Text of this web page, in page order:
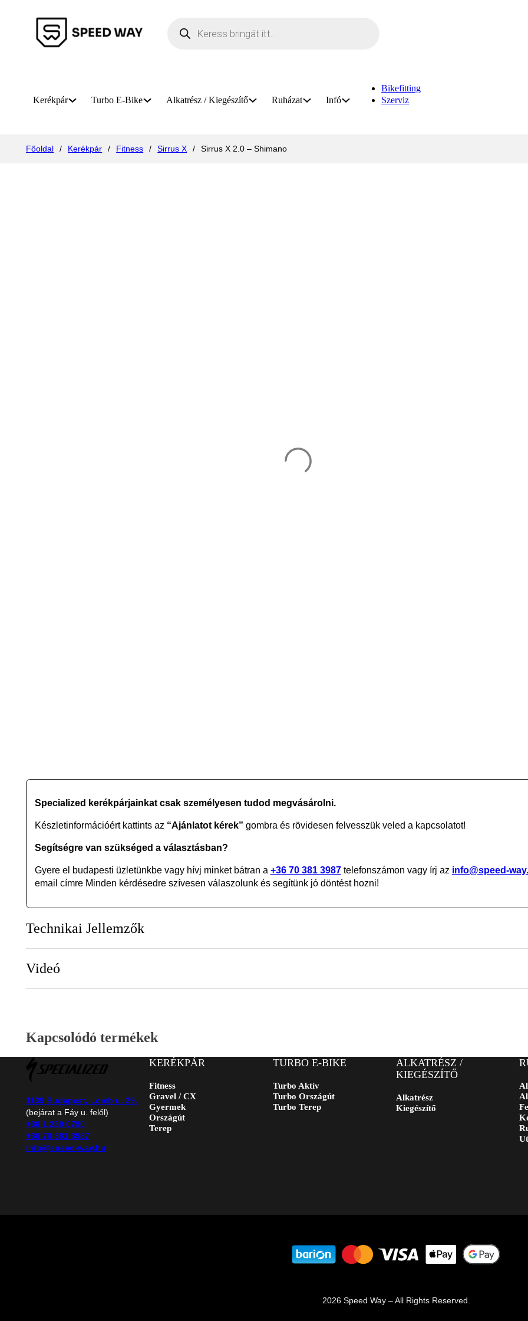
Kerékpár Turbo E-Bike Alkatrész / Kiegészítő Ruházat Infó
Bikefitting
Szerviz
Főoldal / Kerékpár / Fitness / Sirrus X / Sirrus X 2.0 – Shimano
Specialized kerékpárjainkat csak személyesen tudod megvásárolni.
Készletinformációért kattints az “Ajánlatot kérek” gombra és rövidesen felvesszük veled a kapcsolatot!
Segítségre van szükséged a választásban?
Gyere el budapesti üzletünkbe vagy hívj minket bátran a +36 70 381 3987telefonszámon vagy írj az info@speed-
email címre Minden kérdésedre szívesen válaszolunk és segítünk jó döntést hozni!
Technikai Jellemzők
Videó
Kapcsolódó termékek
1139 Budapest, Lomb u. 29.
(bejárat a Fáy u. felől)
+36 1 239 0790
+36 70 381 3987
info@speed-way.hu
KERÉKPÁR
Fitness
Gravel / CX
Gyermek
Országút
Terep
TURBO E-BIKE
Turbo Aktív
Turbo Országút
Turbo Terep
ALKATRÉSZ /
KIEGÉSZÍTŐ
Alkatrész
Kiegészítő
2026 Speed Way – All Rights Reserved.